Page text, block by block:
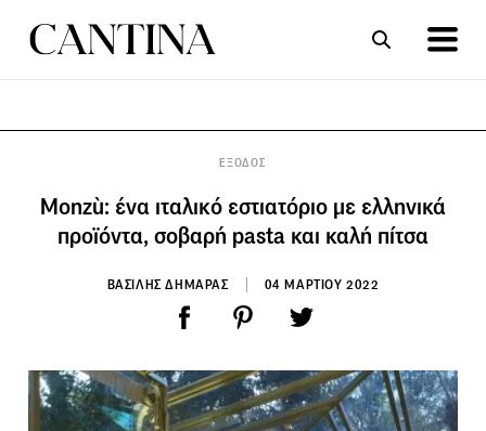
ΕΞΟΔΟΣ
Monzù: ένα ιταλικό εστιατόριο με ελληνικά
προϊόντα, σοβαρή pasta και καλή πίτσα
ΒΑΣΙΛΗΣ ΔΗΜΑΡΑΣ 04 ΜΑΡΤΙΟΥ 2022